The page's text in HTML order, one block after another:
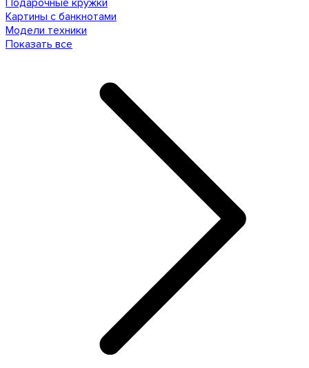
Подарочные кружки
Картины с банкнотами
Модели техники
Показать все